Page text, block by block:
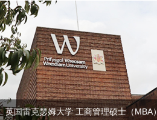
英国雷克瑟姆大学 工商管理硕士（MBA）